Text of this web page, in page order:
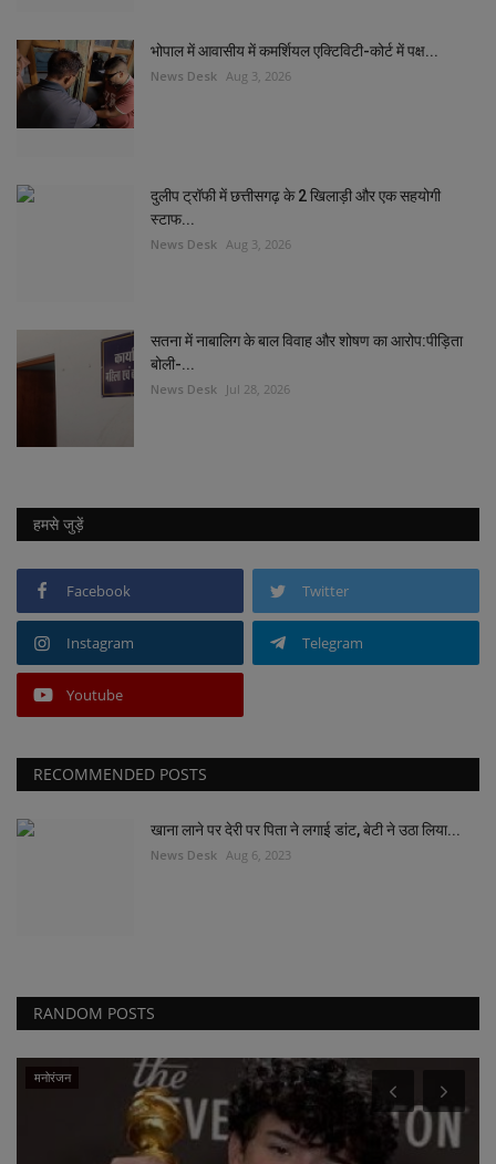
भोपाल में आवासीय में कमर्शियल एक्टिविटी-कोर्ट में पक्ष...
News Desk Aug 3, 2026
दुलीप ट्रॉफी में छत्तीसगढ़ के 2 खिलाड़ी और एक सहयोगी
स्टाफ...
News Desk Aug 3, 2026
सतना में नाबालिग के बाल विवाह और शोषण का आरोप:पीड़िता
बोली-...
News Desk Jul 28, 2026
हमसे जुड़ें
Facebook Twitter
Instagram Telegram
Youtube
RECOMMENDED POSTS
खाना लाने पर देरी पर पिता ने लगाई डांट, बेटी ने उठा लिया...
News Desk Aug 6, 2023
RANDOM POSTS
रायपुर संभाग